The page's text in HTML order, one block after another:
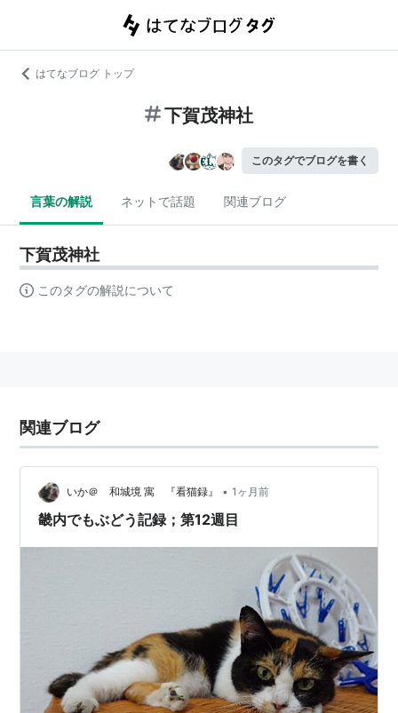
はてなブログ トップ
下賀茂神社
このタグでブログを書く
言葉の解説 ネットで話題 関連ブログ
下賀茂神社
このタグの解説について
関連ブログ
いか＠ 和城境 寓 『看猫録』 • 1ヶ月前
畿内でもぶどう記録；第12週目